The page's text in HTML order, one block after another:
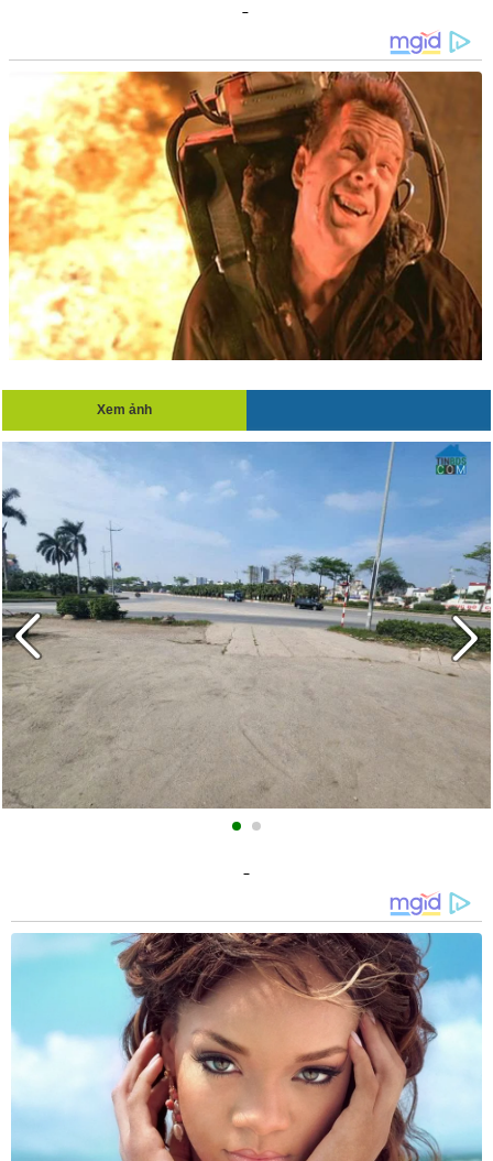
Xem ảnh